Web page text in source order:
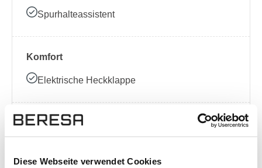
Diese Webseite verwendet Cookies
Spurhalteassistent
Komfort
Elektrische Heckklappe
Exposé herunterladen [pdf]